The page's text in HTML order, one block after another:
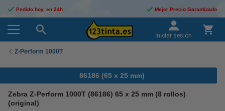
Pedido hoy, en 24h Mejor Precio Garantizado
Iniciar sesión
Z-Perform 1000T
86186 (65 x 25 mm)
Zebra Z-Perform 1000T (86186) 65 x 25 mm (8 rollos)
(original)